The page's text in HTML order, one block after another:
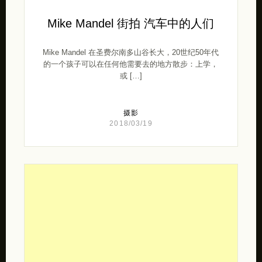
Mike Mandel 街拍 汽车中的人们
Mike Mandel 在圣费尔南多山谷长大，20世纪50年代
的一个孩子可以在任何他需要去的地方散步：上学，
或 […]
摄影
2018/03/19